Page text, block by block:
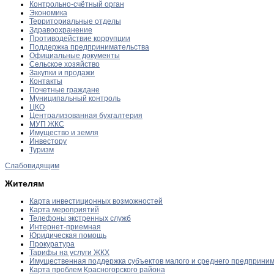
Контрольно-счётный орган
Экономика
Территориальные отделы
Здравоохранение
Противодействие коррупции
Поддержка предпринимательства
Официальные документы
Сельское хозяйство
Закупки и продажи
Контакты
Почетные граждане
Муниципальный контроль
ЦКО
Централизованная бухгалтерия
МУП ЖКС
Имущество и земля
Инвестору
Туризм
Слабовидящим
Жителям
Карта инвестиционных возможностей
Карта мероприятий
Телефоны экстренных служб
Интернет-приемная
Юридическая помощь
Прокуратура
Тарифы на услуги ЖКХ
Имущественная поддержка субъектов малого и среднего
Карта проблем Красногорского района